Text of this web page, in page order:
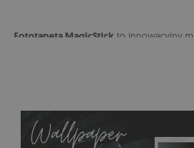
Fototapeta MagicStick to innowacyjny
pokrytych farbą akrylową i lateksową.
przykleić w dowolne miejsce, a sama